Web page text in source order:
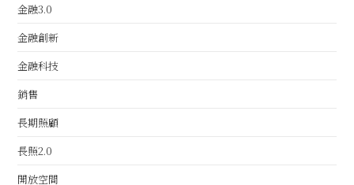
金融3.0
金融創新
金融科技
銷售
長期照顧
長照2.0
開放空間